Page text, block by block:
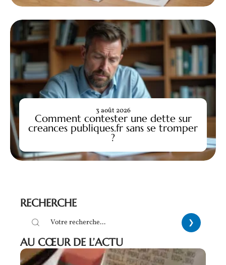
Comment contester une dette sur
creances publiques.fr sans se tromper
?
3 août 2026
RECHERCHE
AU CŒUR DE L’ACTU